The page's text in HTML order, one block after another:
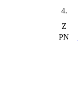
4.
Z
PN